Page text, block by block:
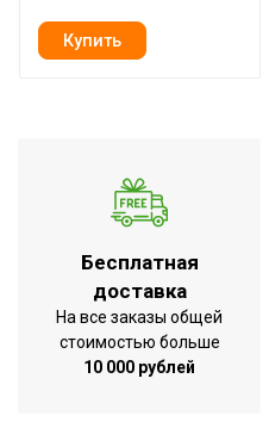
Ширина упаковки товара
Диаметр воздуховода для
Макс. потребляемая
мощность
Макс.
производительность
охлаждения
Воздуховод для вывода
Бесплатная
доставка
На все заказы общей
стоимостью больше
10 000 рублей